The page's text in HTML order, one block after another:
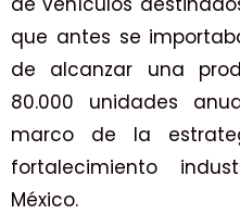
que antes se
de alcanzar una
80.000 unidades
marco de la
fortalecimiento
México.